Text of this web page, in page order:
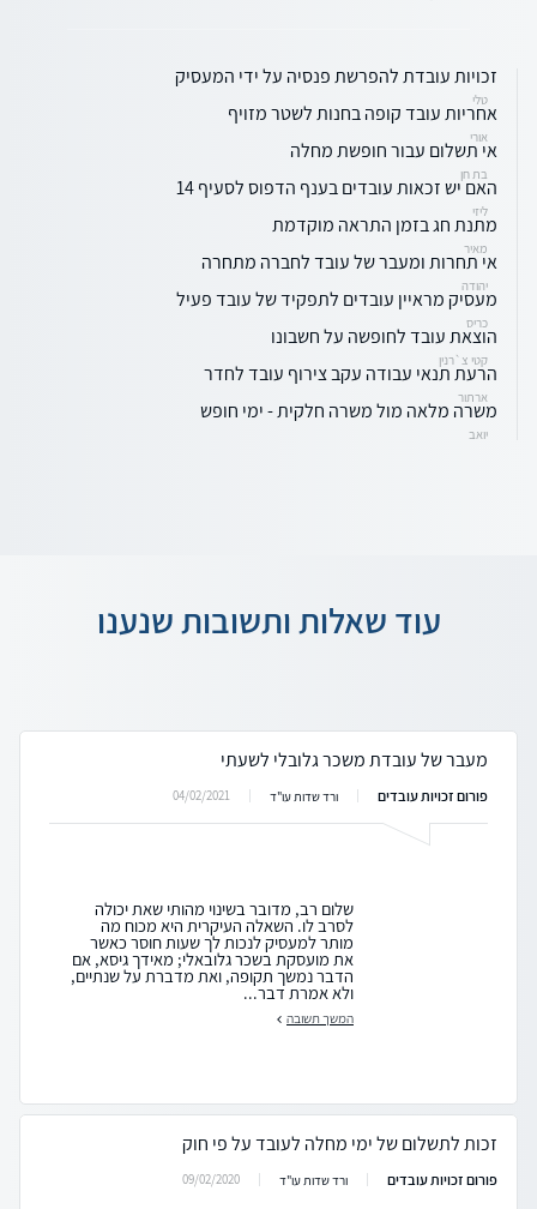
זכויות עובדת להפרשת פנסיה על ידי המעסיק
טלי
אחריות עובד קופה בחנות לשטר מזויף
אורי
אי תשלום עבור חופשת מחלה
בת חן
האם יש זכאות עובדים בענף הדפוס לסעיף 14
ליזי
מתנת חג בזמן התראה מוקדמת
מאיר
אי תחרות ומעבר של עובד לחברה מתחרה
יהודה
מעסיק מראיין עובדים לתפקיד של עובד פעיל
כריס
הוצאת עובד לחופשה על חשבונו
קטי צ`רנין
הרעת תנאי עבודה עקב צירוף עובד לחדר
ארתור
משרה מלאה מול משרה חלקית - ימי חופש
יואב
עוד שאלות ותשובות שנענו
מעבר של עובדת משכר גלובלי לשעתי
פורום זכויות עובדים ורד שדות עו"ד 04/02/2021
שלום רב, מדובר בשינוי מהותי שאת יכולה
לסרב לו. השאלה העיקרית היא מכוח מה
מותר למעסיק לנכות לך שעות חוסר כאשר
את מועסקת בשכר גלובאלי; מאידך גיסא, אם
הדבר נמשך תקופה, ואת מדברת על שנתיים,
ולא אמרת דבר...
המשך תשובה
זכות לתשלום של ימי מחלה לעובד על פי חוק
פורום זכויות עובדים ורד שדות עו"ד 09/02/2020